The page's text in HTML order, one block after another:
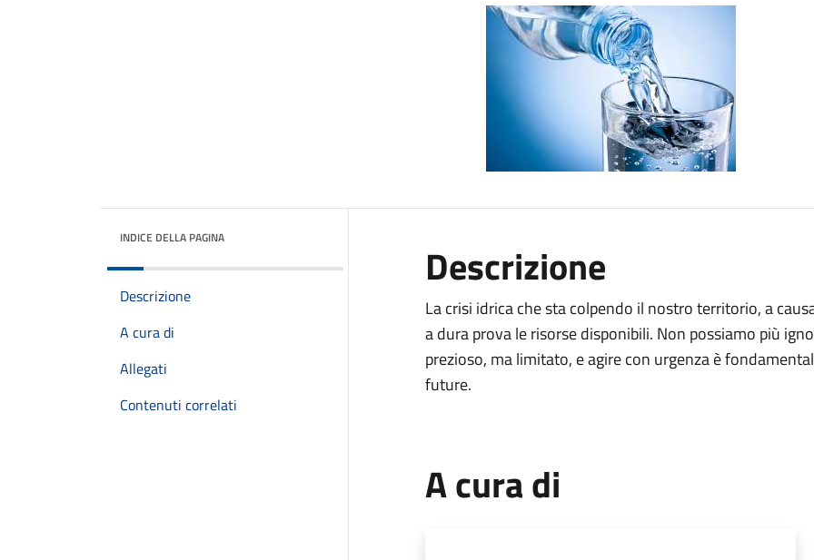
INDICE DELLA PAGINA
Descrizione
A cura di
Allegati
Contenuti correlati
Descrizione
La crisi idrica che sta colpendo il nostro territorio, a
a dura prova le risorse disponibili. Non possiamo più
prezioso, ma limitato, e agire con urgenza è
future.
A cura di